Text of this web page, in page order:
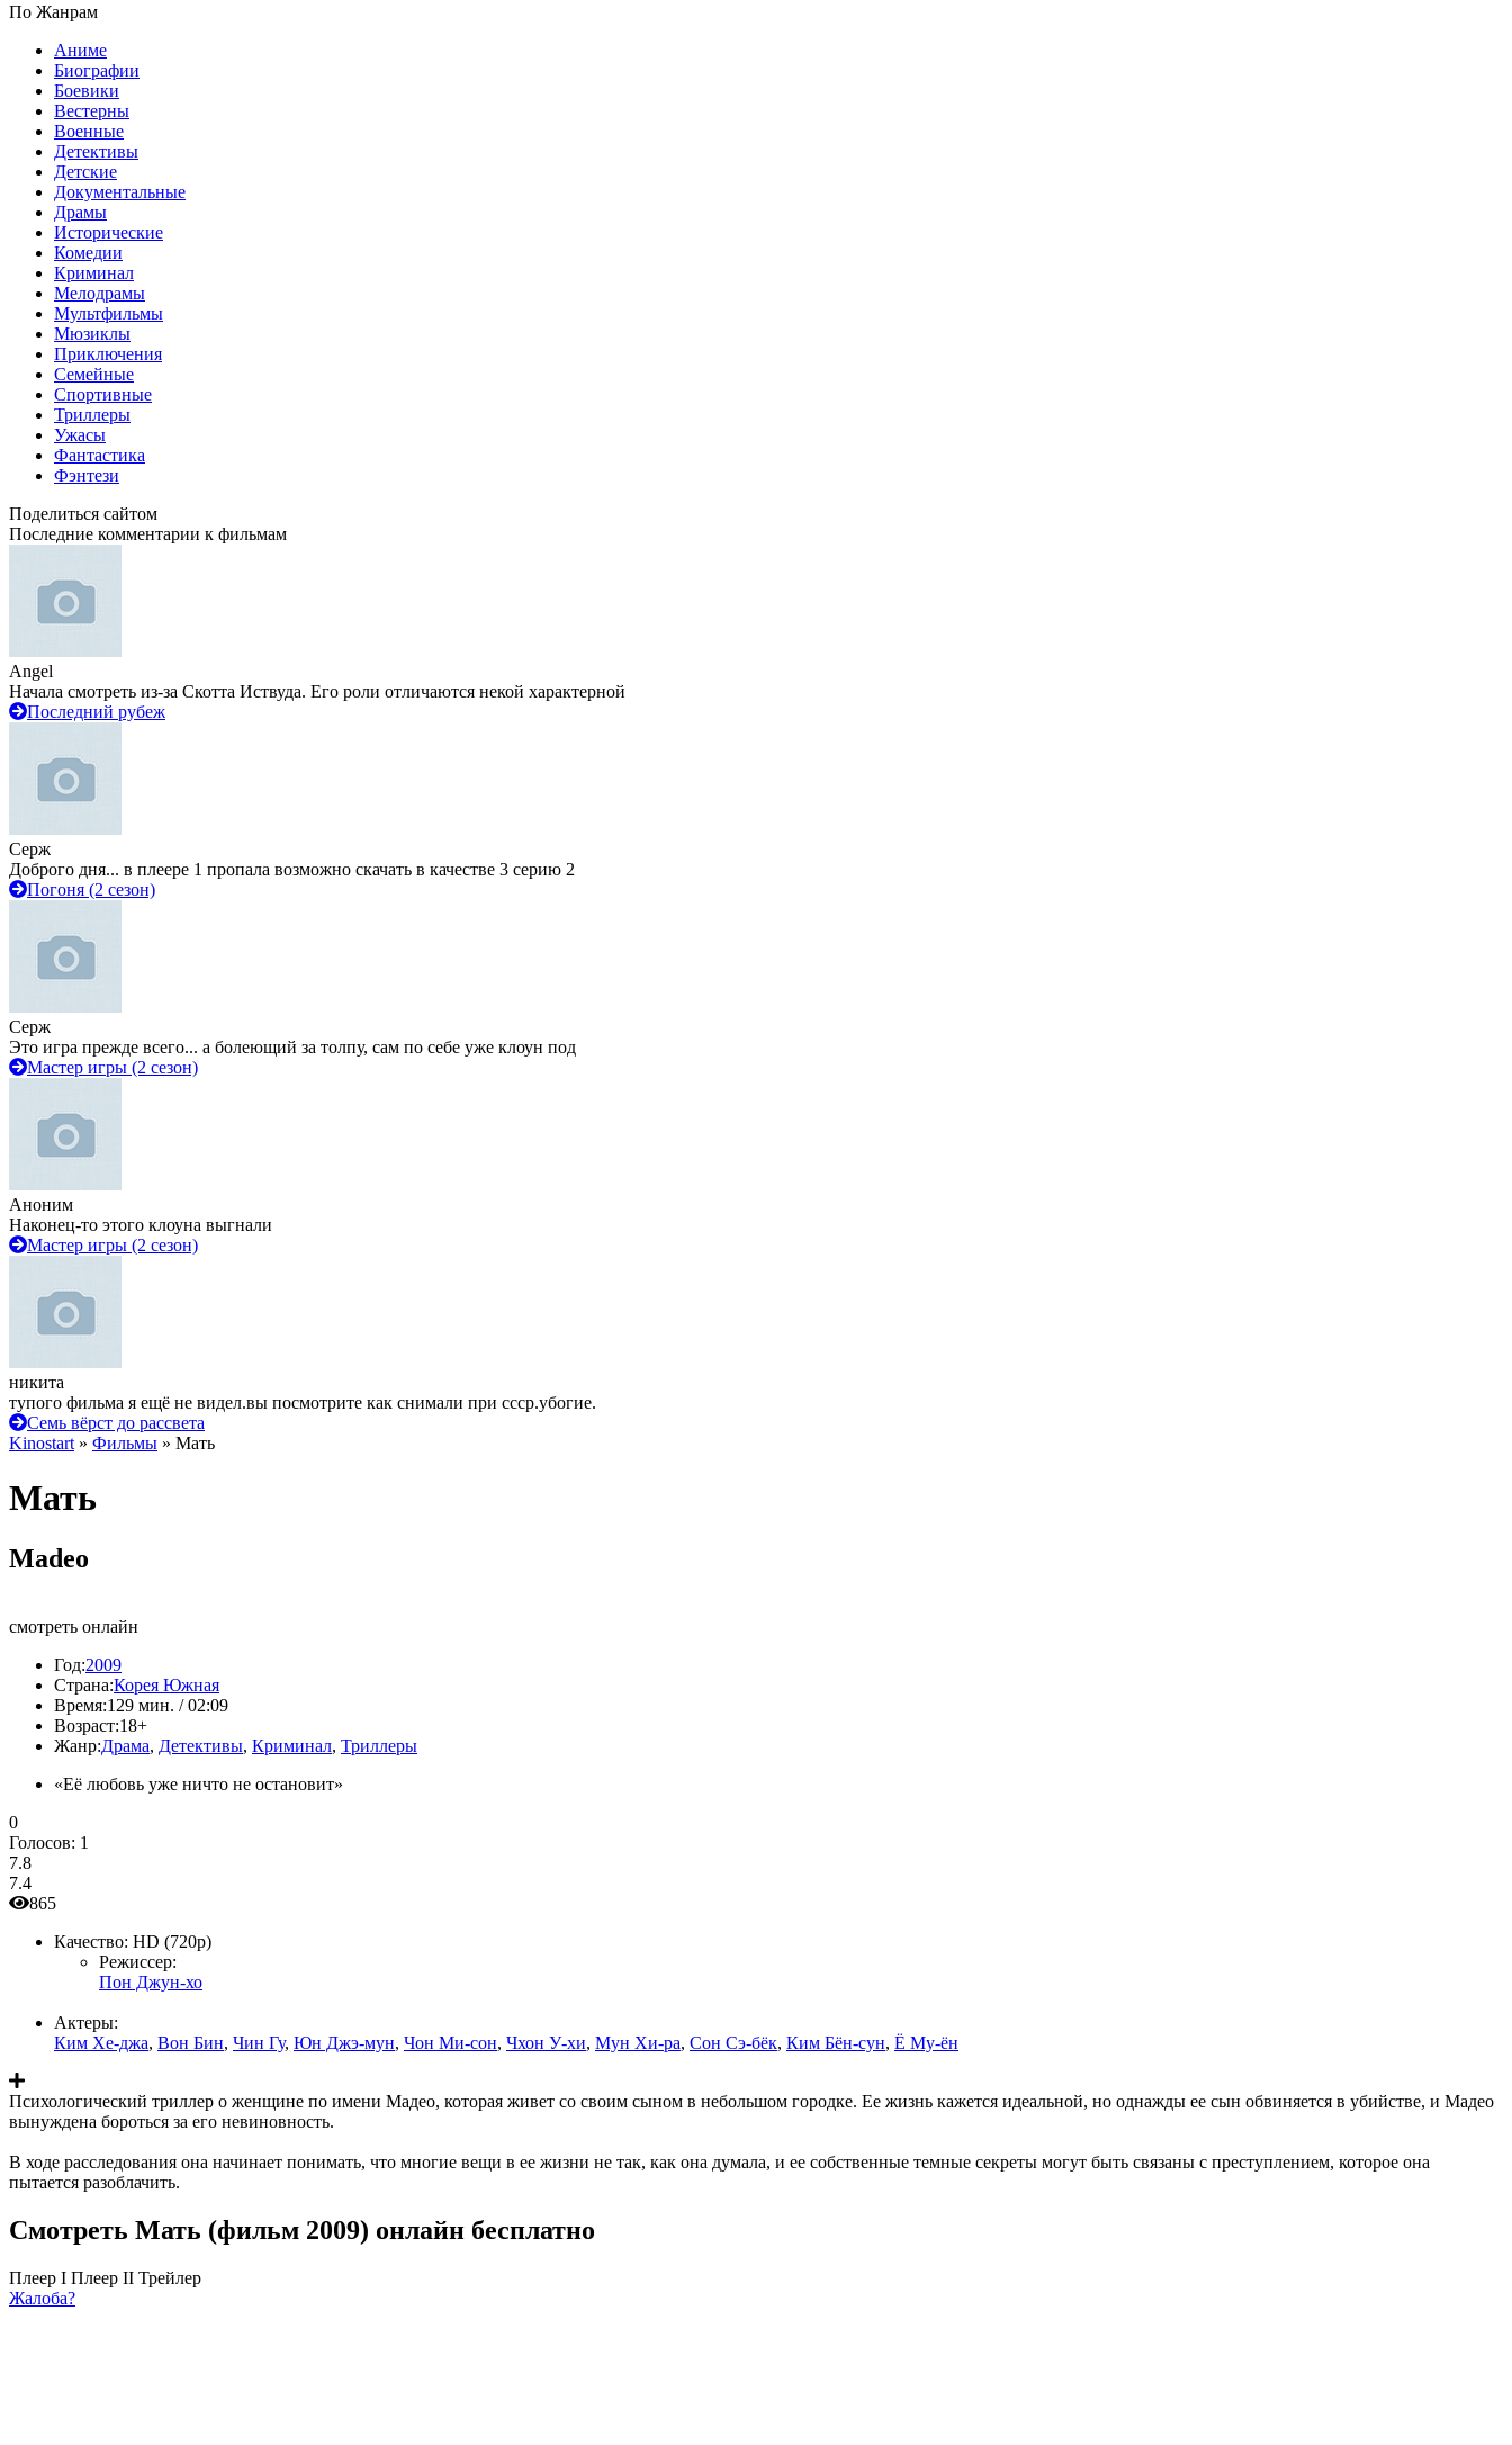
По Жанрам
Аниме
Биографии
Боевики
Вестерны
Военные
Детективы
Детские
Документальные
Драмы
Исторические
Комедии
Криминал
Мелодрамы
Мультфильмы
Мюзиклы
Приключения
Семейные
Спортивные
Триллеры
Ужасы
Фантастика
Фэнтези
Поделиться сайтом
Последние комментарии к фильмам
Angel
Начала смотреть из-за Скотта Иствуда. Его роли отличаются некой характерной
Последний рубеж
Серж
Доброго дня... в плеере 1 пропала возможно скачать в качестве 3 серию 2
Погоня (2 сезон)
Серж
Это игра прежде всего... а болеющий за толпу, сам по себе уже клоун под
Мастер игры (2 сезон)
Аноним
Наконец-то этого клоуна выгнали
Мастер игры (2 сезон)
никита
тупого фильма я ещё не видел.вы посмотрите как снимали при ссср.убогие.
Семь вёрст до рассвета
Kinostart » Фильмы » Мать
Мать
Madeo
смотреть онлайн
Год:2009
Страна:Корея Южная
Время:129 мин. / 02:09
Возраст:18+
Жанр:Драма, Детективы, Криминал, Триллеры
«Её любовь уже ничто не остановит»
0
Голосов: 1
7.8
7.4
865
Качество: HD (720p)
Режиссер:
Пон Джун-хо
Актеры:
Ким Хе-джа, Вон Бин, Чин Гу, Юн Джэ-мун, Чон Ми-сон, Чхон У-хи, Мун Хи-ра, Сон Сэ-бёк, Ким Бён-сун, Ё Му-ён
Психологический триллер о женщине по имени Мадео, которая живет со своим сыном в небольшом городке. Ее жизнь кажется идеальной, но однажды ее сын обвиняется в убийстве, и Мадео
вынуждена бороться за его невиновность.
В ходе расследования она начинает понимать, что многие вещи в ее жизни не так, как она думала, и ее собственные темные секреты могут быть связаны с преступлением, которое она
пытается разоблачить.
Смотреть Мать (фильм 2009) онлайн бесплатно
Плеер I Плеер II Трейлер
Жалоба?